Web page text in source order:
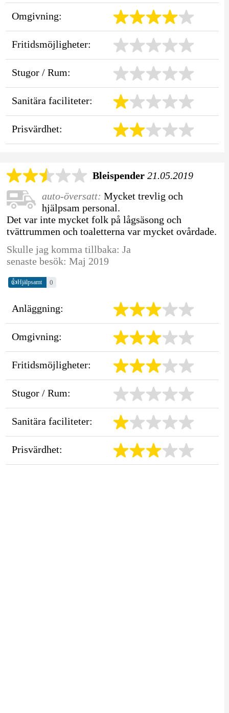
Omgivning:
Fritidsmöjligheter:
Stugor / Rum:
Sanitära faciliteter:
Prisvärdhet:
Bleispender 21.05.2019
auto-översatt: Mycket trevlig och
hjälpsam personal.
Det var inte mycket folk på lågsäsong och
tvättrummen och toaletterna var mycket ovårdade.
Skulle jag komma tillbaka: Ja
senaste besök: Maj 2019
👍Hjälpsamt 0
Anläggning:
Omgivning:
Fritidsmöjligheter:
Stugor / Rum:
Sanitära faciliteter:
Prisvärdhet: